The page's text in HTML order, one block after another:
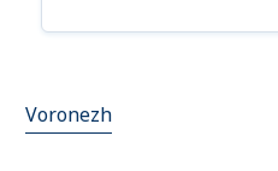
Voronezh